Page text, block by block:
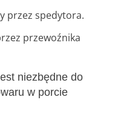
przez spedytora.
przewoźnika
niezbędne do
w porcie